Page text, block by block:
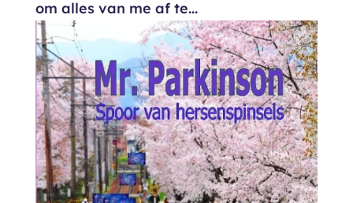
om alles van me af te...